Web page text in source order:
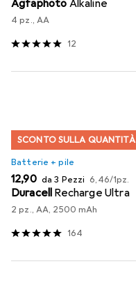
Agfaphoto Alkaline
4 pz., AA
12
SCONTO SULLA QUANTITÀ
Batterie + pile
EUR
12,90 da 3 Pezzi EUR
6,46/1pz.
Duracell Recharge Ultra
2 pz., AA, 2500 mAh
164